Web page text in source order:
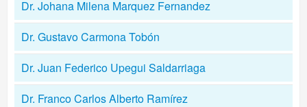
Dr. Johana Milena Marquez Fernandez
Dr. Gustavo Carmona Tobón
Dr. Juan Federico Upegui Saldarriaga
Dr. Franco Carlos Alberto Ramírez